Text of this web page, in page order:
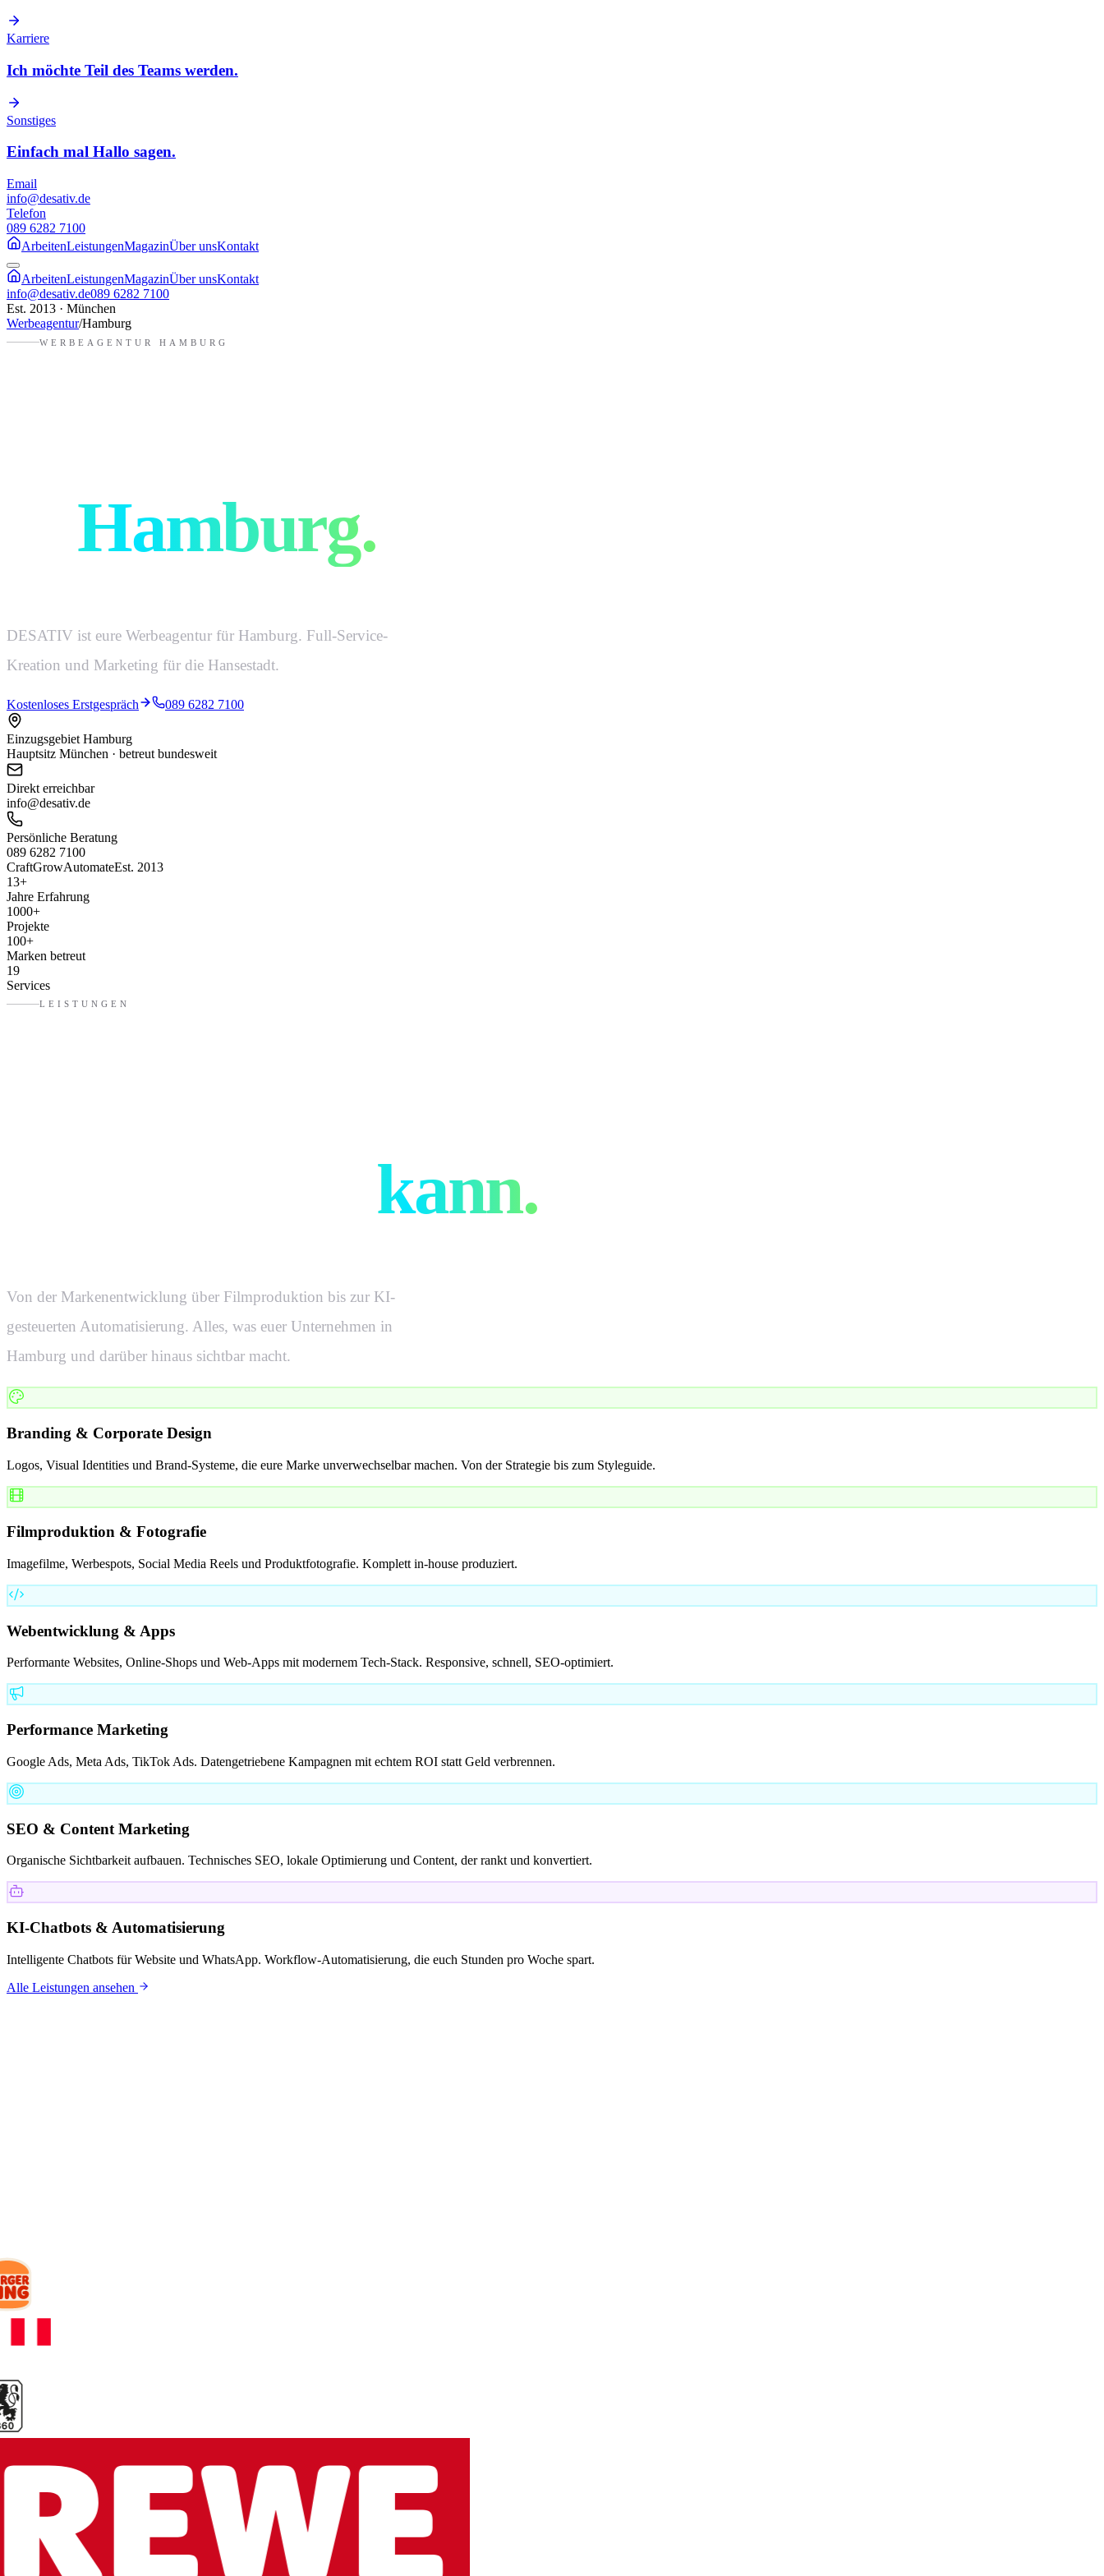
Karriere
Ich möchte Teil des Teams werden.
Sonstiges
Einfach mal Hallo sagen.
Email
info@desativ.de
Telefon
089 6282 7100
ArbeitenLeistungenMagazinÜber unsKontakt
ArbeitenLeistungenMagazinÜber unsKontakt
info@desativ.de089 6282 7100
Est. 2013 · München
Werbeagentur/Hamburg
WERBEAGENTUR HAMBURG
Hamburg.
DESATIV ist eure Werbeagentur für Hamburg. Full-Service-
Kreation und Marketing für die Hansestadt.
Kostenloses Erstgespräch 089 6282 7100
Einzugsgebiet Hamburg
Hauptsitz München · betreut bundesweit
Direkt erreichbar
info@desativ.de
Persönliche Beratung
089 6282 7100
CraftGrowAutomateEst. 2013
13+
Jahre Erfahrung
1000+
Projekte
100+
Marken betreut
19
Services
LEISTUNGEN
kann.
Von der Markenentwicklung über Filmproduktion bis zur KI-
gesteuerten Automatisierung. Alles, was euer Unternehmen in
Hamburg und darüber hinaus sichtbar macht.
Branding & Corporate Design
Logos, Visual Identities und Brand-Systeme, die eure Marke unverwechselbar machen. Von der Strategie bis zum Styleguide.
Filmproduktion & Fotografie
Imagefilme, Werbespots, Social Media Reels und Produktfotografie. Komplett in-house produziert.
Webentwicklung & Apps
Performante Websites, Online-Shops und Web-Apps mit modernem Tech-Stack. Responsive, schnell, SEO-optimiert.
Performance Marketing
Google Ads, Meta Ads, TikTok Ads. Datengetriebene Kampagnen mit echtem ROI statt Geld verbrennen.
SEO & Content Marketing
Organische Sichtbarkeit aufbauen. Technisches SEO, lokale Optimierung und Content, der rankt und konvertiert.
KI-Chatbots & Automatisierung
Intelligente Chatbots für Website und WhatsApp. Workflow-Automatisierung, die euch Stunden pro Woche spart.
Alle Leistungen ansehen